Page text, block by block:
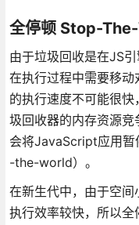
全停顿 Stop-
由于垃圾回收是在JS
在执行过程中需要移
的执行速度不可能很
圾回收器的内存资源
会将JavaScript应用暂
-the-world）。
在新生代中，由于空
执行效率较快，所以